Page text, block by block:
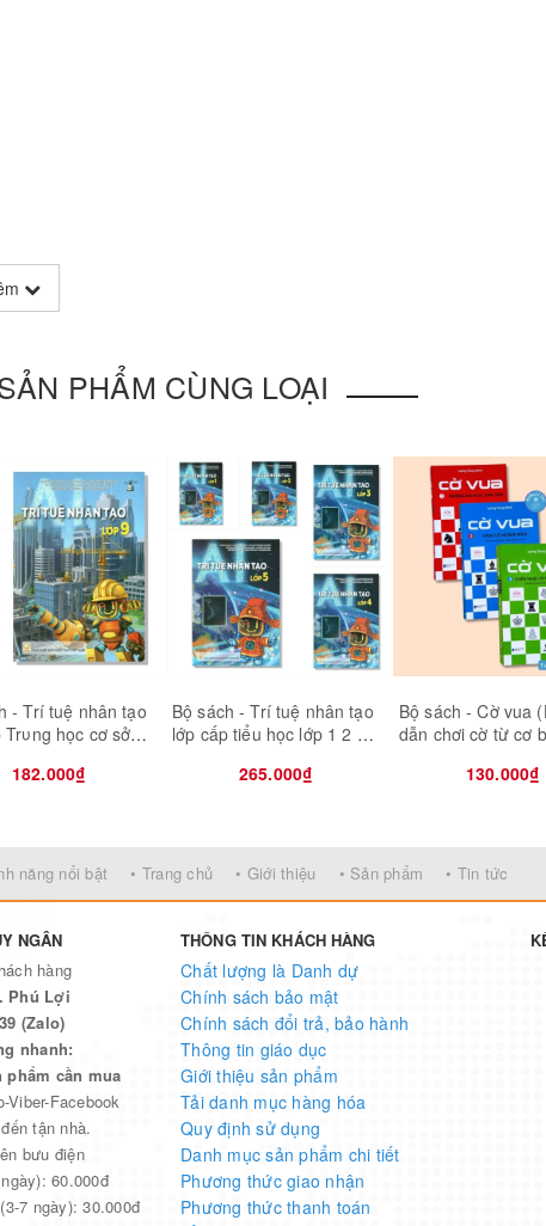
hướng Đông và lặn ở hướng Tây? Vì sao ông trăng lại ở trên
thích ấy.
PHẨM CÙNG LOẠI
- Trí tuệ nhân tạo
Trυng học cơ sở
182.000₫
Bộ sách - Trí tuệ nhân tạo
lớp cấp tiểu học lớp 1 2 3
265.000₫
Bộ sách - Cờ vua
dẫn chơi cờ từ cơ
130.000₫
năng nổi bật • Trang chủ • Giới thiệu • Sản phẩm • Tin tức
NGÂN
hàng
Phú Lợi
(Zalo)
nhanh:
phẩm cần mua
Viber-Facebook
tận nhà.
bưu điện
60.000đ
7 ngày): 30.000đ
THÔNG TIN KHÁCH HÀNG
Chất lượng là Danh dự
Chính sách bảo mật
Chính sách đổi trả, bảo hành
Thông tin giáo dục
Giới thiệu sản phẩm
Tải danh mục hàng hóa
Quy định sử dụng
Danh mục sản phẩm chi tiết
Phương thức giao nhận
Phương thức thanh toán